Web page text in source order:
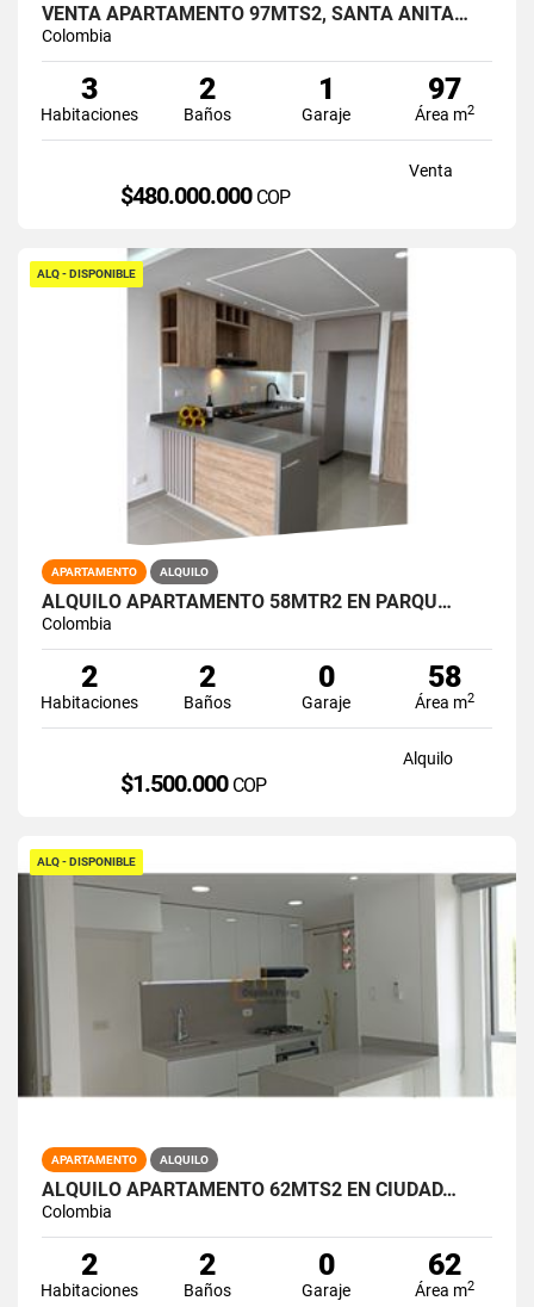
VENTA APARTAMENTO 97MTS2, SANTA ANITA…
Colombia
3
Habitaciones
2
Baños
1
Garaje
97
Área m2
Venta
$480.000.000 COP
ALQ - DISPONIBLE
APARTAMENTO ALQUILO
ALQUILO APARTAMENTO 58MTR2 EN PARQU…
Colombia
2
Habitaciones
2
Baños
0
Garaje
58
Área m2
Alquilo
$1.500.000 COP
ALQ - DISPONIBLE
APARTAMENTO ALQUILO
ALQUILO APARTAMENTO 62MTS2 EN CIUDAD…
Colombia
2
Habitaciones
2
Baños
0
Garaje
62
Área m2